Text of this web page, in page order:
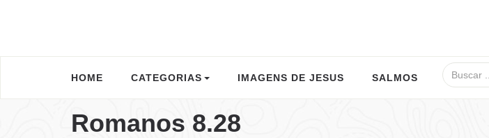
HOME CATEGORIAS IMAGENS DE JESUS SALMOS
Romanos 8.28